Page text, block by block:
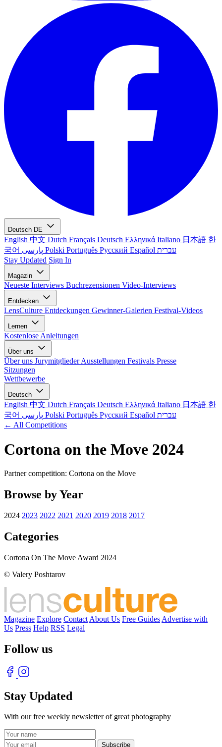
Deutsch DE
English 中文 Dutch Français Deutsch Ελληνικά Italiano 日本語 한
국어
Polski Português Русский Español עברית
Stay Updated Sign In
Magazin
Neueste Interviews Buchrezensionen Video-Interviews
Entdecken
LensCulture Entdeckungen Gewinner-Galerien Festival-Videos
Lernen
Kostenlose Anleitungen
Über uns
Über uns JurymitgliederAusstellungen Festivals Presse
Sitzungen
Wettbewerbe
Deutsch
English 中文 Dutch Français Deutsch Ελληνικά Italiano 日本語 한
국어
Polski Português Русский Español עברית
← All Competitions
Cortona on the Move 2024
Partner competition: Cortona on the Move
Browse by Year
2024 2023 2022 2021 2020 2019 2018 2017
Categories
Cortona On The Move Award 2024
© Valery Poshtarov
Magazine Explore Contact About Us Free Guides Advertise with
Us Press Help RSS Legal
Follow us
Stay Updated
With our free weekly newsletter of great photography